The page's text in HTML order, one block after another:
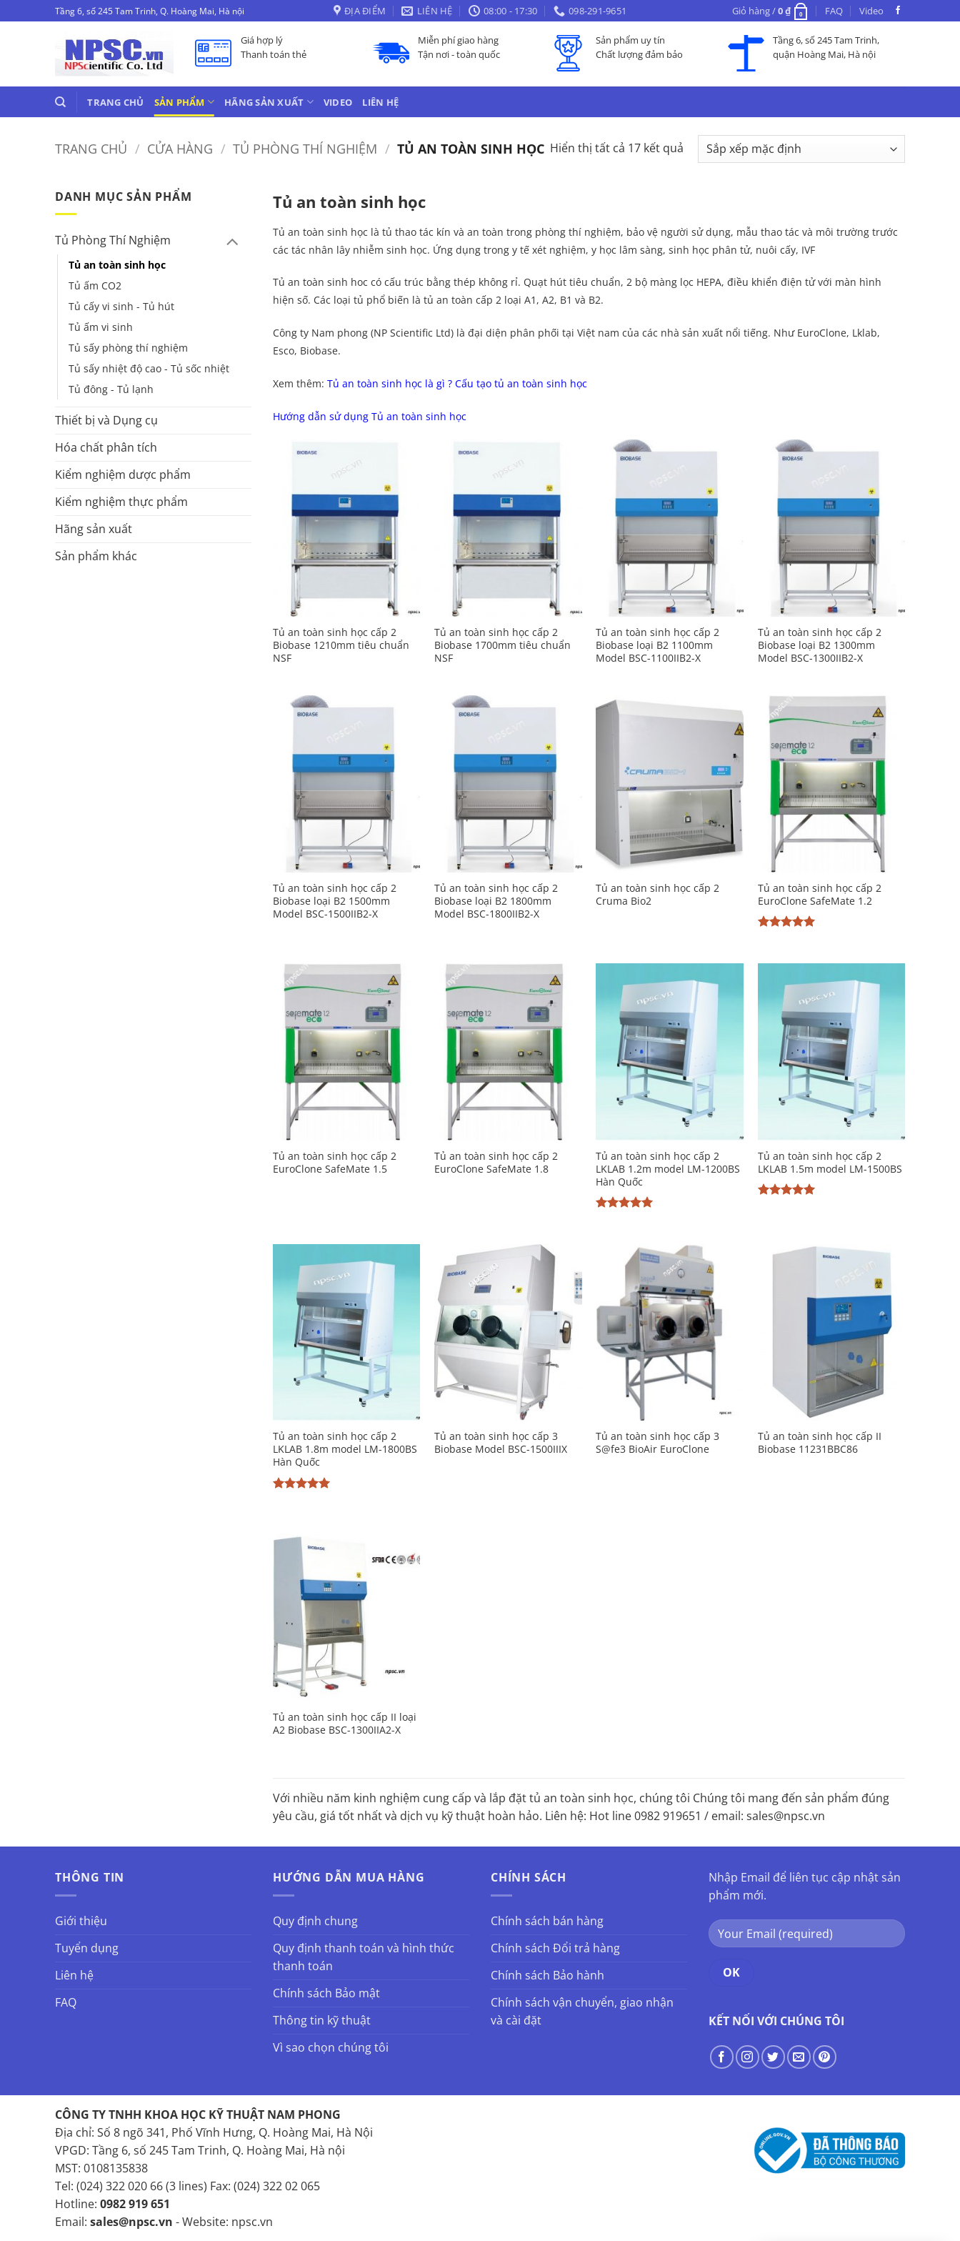
qua
Tầng 6, số 245 Tam Trinh, Q. Hoàng Mai, Hà nội ĐỊA ĐIỂM LIÊN HỆ 08:00 - 17:30 098-291-9651 Giỏ hàng /0₫ 0 FAQ Video
Giá hợp lý
Thanh toán thẻ
Miễn phí giao hàng
Tận nơi - toàn quốc
Sản phẩm uy tín
Chất lượng đảm bảo
Tầng 6, số 245 Tam Trinh,
quận Hoàng Mai, Hà nội
TRANG CHỦ SẢN PHẨM HÃNG SẢN XUẤT VIDEO LIÊN HỆ
TRANG CHỦ / CỬA HÀNG / TỦ PHÒNG THÍ NGHIỆM / TỦ AN TOÀN SINH HỌC Hiển thị tất cả 17 kết quả
DANH MỤC SẢN PHẨM
Tủ Phòng Thí Nghiệm
Tủ an toàn sinh học
Tủ ấm CO2
Tủ cấy vi sinh - Tủ hút
Tủ ấm vi sinh
Tủ sấy phòng thí nghiệm
Tủ sấy nhiệt độ cao - Tủ sốc nhiệt
Tủ đông - Tủ lạnh
Thiết bị và Dụng cụ
Hóa chất phân tích
Kiểm nghiệm dược phẩm
Kiểm nghiệm thực phẩm
Hãng sản xuất
Sản phẩm khác
Tủ an toàn sinh học
Tủ an toàn sinh học là tủ thao tác kín và an toàn trong phòng thí nghiệm, bảo vệ người sử dụng, mẫu thao tác và môi trường trước
các tác nhân lây nhiễm sinh học. Ứng dụng trong y tế xét nghiệm, y học lâm sàng, sinh học phân tử, nuôi cấy, IVF
Tủ an toàn sinh hoc có cấu trúc bằng thép không rỉ. Quạt hút tiêu chuẩn, 2 bộ màng lọc HEPA, điều khiển điện tử với màn hình
hiện số. Các loại tủ phổ biến là tủ an toàn cấp 2 loại A1, A2, B1 và B2.
Công ty Nam phong (NP Scientific Ltd) là đại diện phân phối tại Việt nam của các nhà sản xuất nổi tiếng. Như EuroClone, Lklab,
Esco, Biobase.
Xem thêm: Tủ an toàn sinh học là gì ? Cấu tạo tủ an toàn sinh học
Hướng dẫn sử dụng Tủ an toàn sinh học
Wishlist
Tủ an toàn sinh học cấp 2
Biobase 1210mm tiêu chuẩn
NSF
Wishlist
Tủ an toàn sinh học cấp 2
Biobase 1700mm tiêu chuẩn
NSF
Wishlist
Tủ an toàn sinh học cấp 2
Biobase loại B2 1100mm
Model BSC-1100IIB2-X
Wishlist
Tủ an toàn sinh học cấp 2
Biobase loại B2 1300mm
Model BSC-1300IIB2-X
Wishlist
Tủ an toàn sinh học cấp 2
Biobase loại B2 1500mm
Model BSC-1500IIB2-X
Wishlist
Tủ an toàn sinh học cấp 2
Biobase loại B2 1800mm
Model BSC-1800IIB2-X
Tủ an toàn sinh học cấp 2
Cruma Bio2
Add to
Wishlist
Tủ an toàn sinh học cấp 2
EuroClone SafeMate 1.2
sao
Add to
Wishlist
Tủ an toàn sinh học cấp 2
EuroClone SafeMate 1.5
Add to
Wishlist
Tủ an toàn sinh học cấp 2
EuroClone SafeMate 1.8
Tủ an toàn sinh học cấp 2
LKLAB 1.2m model LM-1200BS
Hàn Quốc
Tủ an toàn sinh học cấp 2
LKLAB 1.5m model LM-1500BS
Tủ an toàn sinh học cấp 2
LKLAB 1.8m model LM-1800BS
Hàn Quốc
Add to
Tủ an toàn sinh học cấp 3
Biobase Model BSC-1500IIIX
Wishlist
Tủ an toàn sinh học cấp 3
S@fe3 BioAir EuroClone
Add to
Wishlist
Tủ an toàn sinh học cấp II
Biobase 11231BBC86
Add to
Tủ an toàn sinh học cấp II loại
A2 Biobase BSC-1300IIA2-X
Với nhiều năm kinh nghiệm cung cấp và lắp đặt tủ an toàn sinh học, chúng tôi Chúng tôi mang đến sản phẩm đúng
yêu cầu, giá tốt nhất và dịch vụ kỹ thuật hoàn hảo. Liên hệ: Hot line 0982 919651 / email: sales@npsc.vn
THÔNG TIN
Giới thiệu
Tuyển dụng
Liên hệ
FAQ
HƯỚNG DẪN MUA HÀNG
Quy định chung
Quy định thanh toán và hình thức
thanh toán
Chính sách Bảo mật
Thông tin kỹ thuật
Vì sao chọn chúng tôi
CHÍNH SÁCH
Chính sách bán hàng
Chính sách Đổi trả hàng
Chính sách Bảo hành
Chính sách vận chuyển, giao nhận
và cài đặt
Nhập Email để liên tục cập nhật sản
phẩm mới.
KẾT NỐI VỚI CHÚNG TÔI
CÔNG TY TNHH KHOA HỌC KỸ THUẬT NAM PHONG
Địa chỉ: Số 8 ngõ 341, Phố Vĩnh Hưng, Q. Hoàng Mai, Hà Nội
VPGD: Tầng 6, số 245 Tam Trinh, Q. Hoàng Mai, Hà nội
MST: 0108135838
Tel: (024) 322 020 66 (3 lines) Fax: (024) 322 02 065
Hotline: 0982 919 651
Email: sales@npsc.vn - Website: npsc.vn